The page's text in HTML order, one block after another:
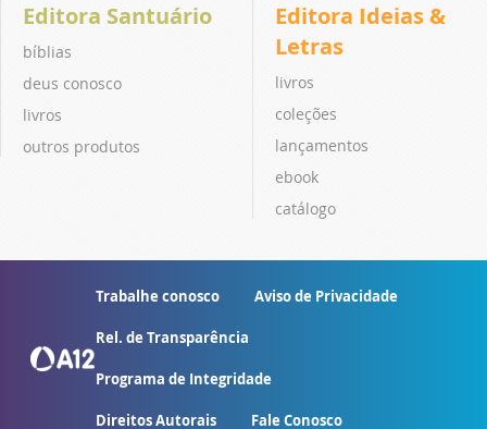
Editora Santuário
bíblias
deus conosco
livros
outros produtos
Editora Ideias &
Letras
livros
coleções
lançamentos
ebook
catálogo
Trabalhe conosco Aviso de Privacidade
Rel. de Transparência
Programa de Integridade
Direitos Autorais Fale Conosco